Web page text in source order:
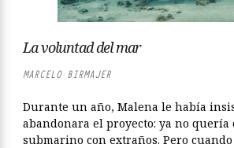
La voluntad del mar
MARCELO BIRMAJER
Durante un año, Malena le había
abandonara el proyecto: ya no
submarino con extraños. Pero